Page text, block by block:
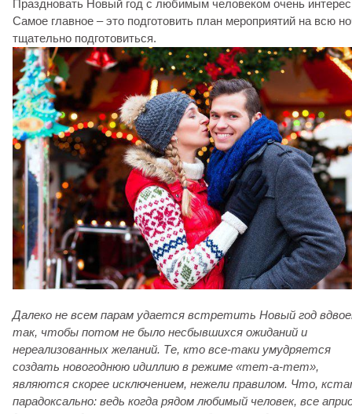
Праздновать Новый год с любимым человеком очень
Самое главное – это подготовить план мероприятий на всю
тщательно подготовиться.
Далеко не всем парам удается встретить Новый год
так, чтобы потом не было несбывшихся ожиданий и
нереализованных желаний. Те, кто все-таки умудряется
создать новогоднюю идиллию в режиме «тет-а-тет»,
являются скорее исключением, нежели правилом. Что,
парадоксально: ведь когда рядом любимый человек, все